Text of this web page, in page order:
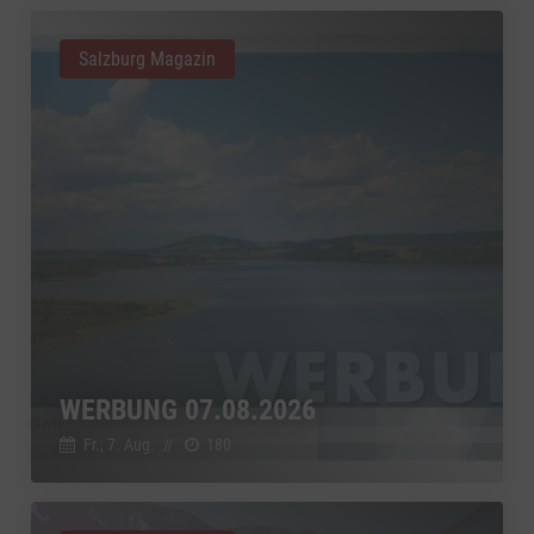
WERBUNG 07.08.2026
Salzburg Magazin